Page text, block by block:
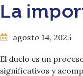
La
agosto 14, 2025
El duelo es un
significativos y